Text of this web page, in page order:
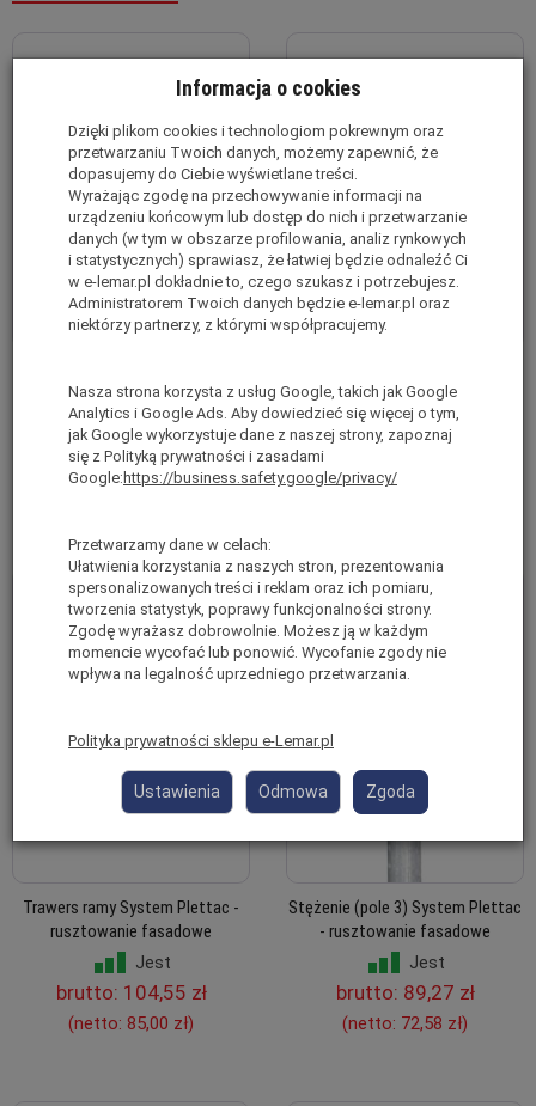
- rusztowanie fasadowe
Jest
brutto:20,00 zł
(netto:16,26 zł)
System Plettac - rusztowanie
fasadowe
brutto:
Trawers ramy System Plettac -
rusztowanie fasadowe
Jest
brutto: 104,55 zł
(netto: 85,00 zł)
Stężenie (pole 3) System Plettac
- rusztowanie fasadowe
Jest
brutto: 89,27 zł
(netto: 72,58 zł)
Informacja o cookies
Dzięki plikom cookies i technologiom pokrewnym oraz
przetwarzaniu Twoich danych, możemy zapewnić, że
dopasujemy do Ciebie wyświetlane treści.
Wyrażając zgodę na przechowywanie informacji na
urządzeniu końcowym lub dostęp do nich i przetwarzanie
danych (w tym w obszarze profilowania, analiz rynkowych
i statystycznych) sprawiasz, że łatwiej będzie odnaleźć Ci
w e-lemar.pl dokładnie to, czego szukasz i potrzebujesz.
Administratorem Twoich danych będzie e-lemar.pl oraz
niektórzy partnerzy, z którymi współpracujemy.
Nasza strona korzysta z usług Google, takich jak Google
Analytics i Google Ads. Aby dowiedzieć się więcej o tym,
jak Google wykorzystuje dane z naszej strony, zapoznaj
się z Polityką prywatności i zasadami
Google: https://business.safety.google/privacy/
Przetwarzamy dane w celach:
Ułatwienia korzystania z naszych stron, prezentowania
spersonalizowanych treści i reklam oraz ich pomiaru,
tworzenia statystyk, poprawy funkcjonalności strony.
Zgodę wyrażasz dobrowolnie. Możesz ją w każdym
momencie wycofać lub ponowić. Wycofanie zgody nie
wpływa na legalność uprzedniego przetwarzania.
Polityka prywatności sklepu e-Lemar.pl
Ustawienia Odmowa Zgoda